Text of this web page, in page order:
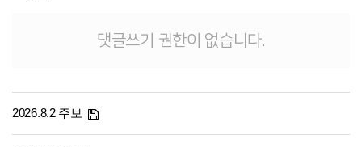
댓글쓰기 권한이 없습니다.
2026.8.2 주보